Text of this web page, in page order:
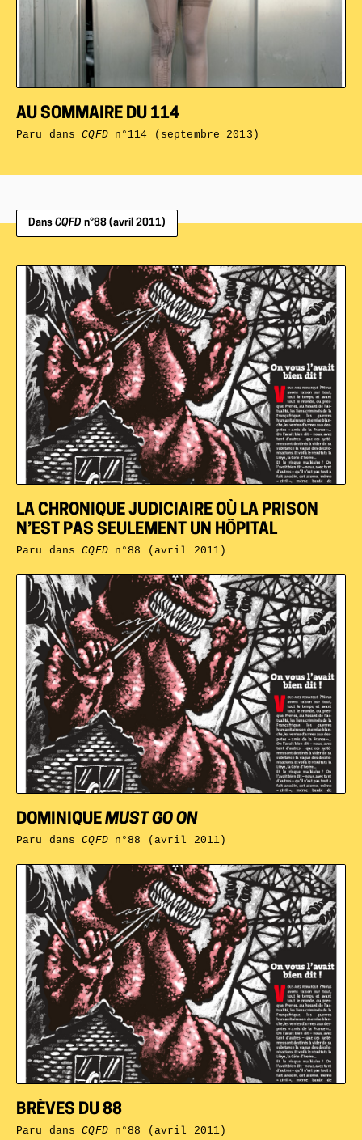
AU SOMMAIRE DU 114
Paru dansCQFDn°114 (septembre 2013)
Dans CQFD n°88 (avril 2011)
BRÈVES DU 88
Paru dansCQFDn°88 (avril 2011)
DOMINIQUE MUST GO ON
Paru dansCQFDn°88 (avril 2011)
LA CHRONIQUE JUDICIAIRE OÙ LA PRISON
N’EST PAS SEULEMENT UN HÔPITAL
Paru dansCQFDn°88 (avril 2011)